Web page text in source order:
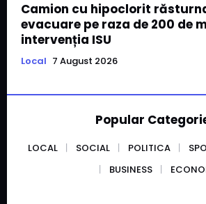
Camion cu hipoclorit
evacuare pe raza de 200 de
intervenția ISU
Local 7 August 2026
Popular
LOCAL SOCIAL POLITICA
BUSINESS